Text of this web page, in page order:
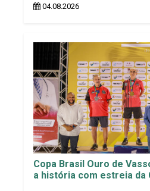
04.08.2026
Copa Brasil Ouro de
a história com estreia da